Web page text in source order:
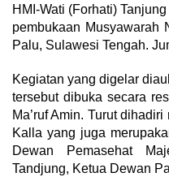
HMI-Wati (Forhati)
pembukaan Musyawarah
Palu, Sulawesi Tengah.
Kegiatan yang digelar
tersebut dibuka secara
Ma’ruf Amin. Turut
Kalla yang juga
Dewan Pemasehat
Tandjung, Ketua Dewan